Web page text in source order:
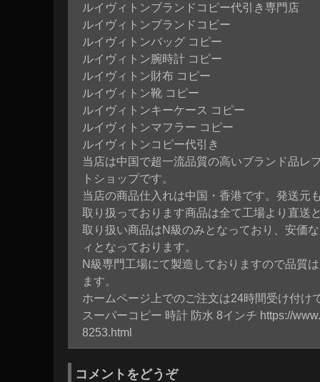
ルイヴィトンブランドコピー代引き専門店
ルイヴィトンブランドコピー
ルイヴィトンバッグ コピー
ルイヴィトン腕時計 コピー
ルイヴィトン財布 コピー
ルイヴィトン靴 コピー
ルイヴィトンキーケース コピー
ルイヴィトンマフラー コピー
ルイヴィトンコピー代引き
当店は中国で超一流品質の高いブランド品レ
トショップです。
当店の商品仕入れは中国・香港です。発送元
取り扱っております商品は全て工場より直送
取り扱い商品はN級のみとなっており、安価
ィとなっております。
N級専門工場にて製造しておりますので品質
ます。
ホームページ上でのご注文は24時間受け付け
スーパーコピー 時計 防水 8インチ https://
8253.html
コメントをどうぞ